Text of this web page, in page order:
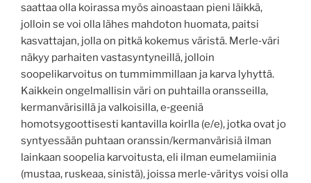
saattaa olla koirassa myös ainoastaan pieni läikkä,
jolloin se voi olla lähes mahdoton huomata, paitsi
kasvattajan, jolla on pitkä kokemus väristä. Merle‐väri
näkyy parhaiten vastasyntyneillä, jolloin
soopelikarvoitus on tummimmillaan ja karva lyhyttä.
Kaikkein ongelmallisin väri on puhtailla oransseilla,
kermanvärisillä ja valkoisilla, e‐geeniä
homotsygoottisesti kantavilla koirlla (e/e), jotka ovat jo
syntyessään puhtaan oranssin/kermanvärisiä ilman
lainkaan soopelia karvoitusta, eli ilman eumelamiinia
(mustaa, ruskeaa, sinistä), joissa merle‐väritys voisi olla